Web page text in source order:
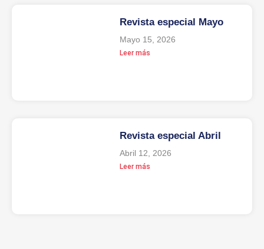
Revista especial Mayo
Mayo 15, 2026
Leer más
Revista especial Abril
Abril 12, 2026
Leer más